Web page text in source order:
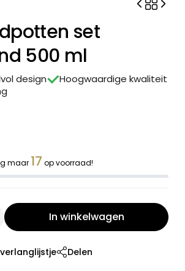
set
500 ml
design
Hoogwaardige kwaliteit
maar 17 op voorraad!
In winkelwagen
Delen